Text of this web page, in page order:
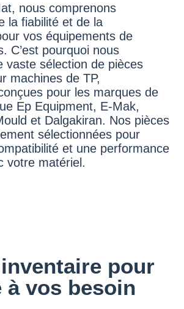
nous comprenons
la fiabilité et de la
vos équipements de
C’est pourquoi nous
vaste sélection de pièces
machines de TP,
pour les marques de
Ep Equipment, E-Mak,
et Dalgakiran. Nos pièces
sélectionnées pour
et une performance
votre matériel.
pour
à vos besoin